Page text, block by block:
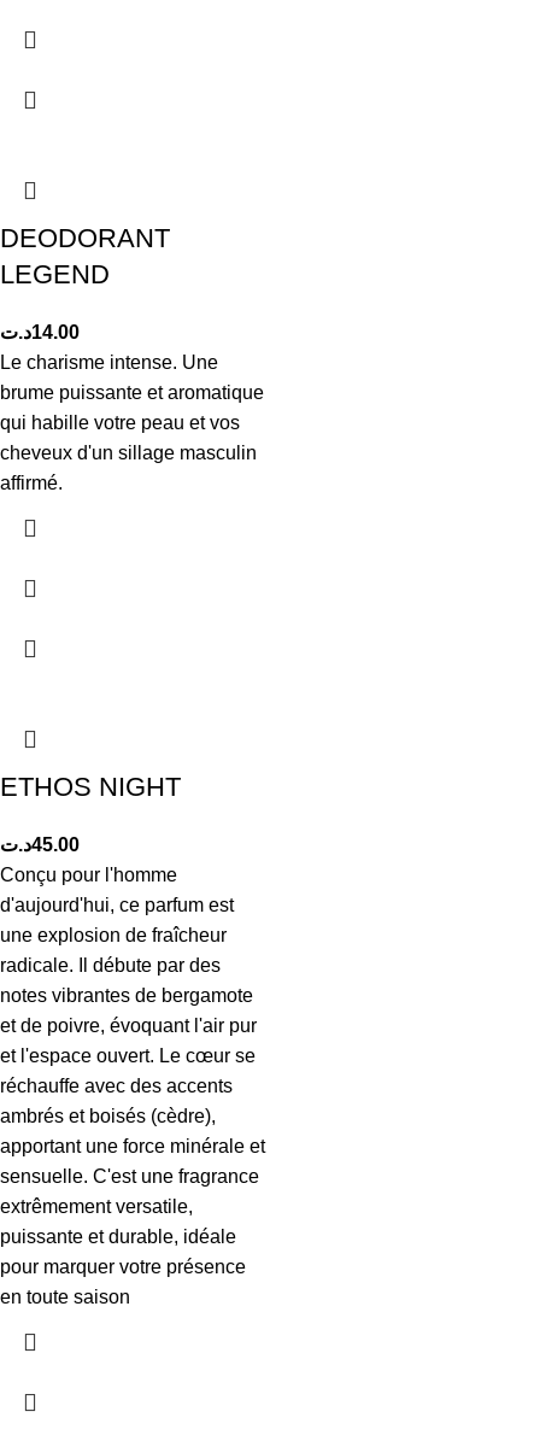
DEODORANT
LEGEND
14.00د.ت
Le charisme intense. Une
brume puissante et aromatique
qui habille votre peau et vos
cheveux d'un sillage masculin
affirmé.
ETHOS NIGHT
45.00د.ت
Conçu pour l'homme
d'aujourd'hui, ce parfum est
une explosion de fraîcheur
radicale. Il débute par des
notes vibrantes de bergamote
et de poivre, évoquant l'air pur
et l'espace ouvert. Le cœur se
réchauffe avec des accents
ambrés et boisés (cèdre),
apportant une force minérale et
sensuelle. C'est une fragrance
extrêmement versatile,
puissante et durable, idéale
pour marquer votre présence
en toute saison